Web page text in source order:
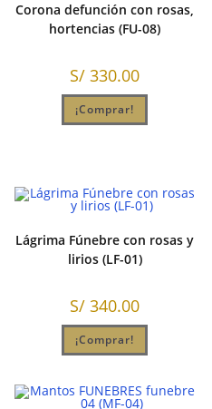
Corona defunción con rosas,
hortencias (FU-08)
S/ 330.00
¡Comprar!
Lágrima Fúnebre con rosas y
lirios (LF-01)
S/ 340.00
¡Comprar!